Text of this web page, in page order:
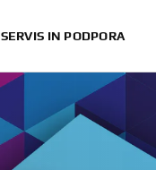
SERVIS IN PODPORA